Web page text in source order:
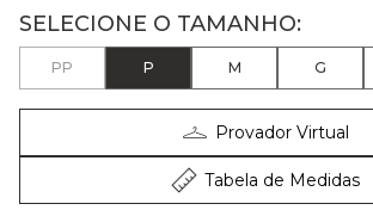
PP P M G
Provador Virtual
Tabela de Medidas